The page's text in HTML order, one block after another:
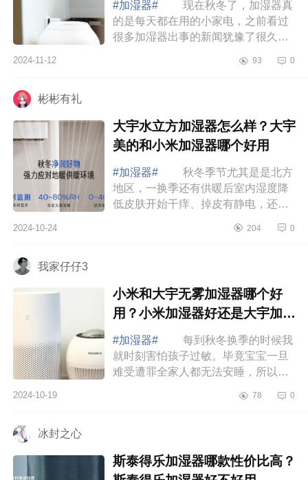
#加湿器#
现在秋冬了，加湿器真
的是每天都在用的小家电，之前看过
很多加湿器出事的新闻犹豫了很久才
用好加湿器其实就不会出问题，下面
2024-11-12 93 0
彬彬有礼
大宇水立方加湿器怎么样？大宇
美的和小米加湿器哪个好用
#加湿器#
秋冬季节尤其是是北方
地区，一换季还有供暖后室内湿度降
低皮肤开始干痒、掉皮有静电，还有
加湿器来提升室内湿度缓解症状，下
2024-10-24 204 0
我家仔仔3
小米和大宇无雾加湿器哪个好
用？小米加湿器好还是大宇加湿
器好
#加湿器#
每到秋冬换季的时候我
就时刻害怕孩子过敏。毕竟宝宝一旦
难受遭罪全家人都无法安睡，所以每
都安排上。下面小编为大家介绍下小
2024-10-19 78 0
冰封之心
斯泰得乐加湿器哪款性价比高？